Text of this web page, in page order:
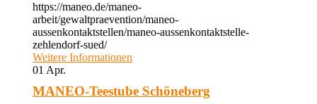
https://maneo.de/maneo-
arbeit/gewaltpraevention/maneo-
aussenkontaktstellen/maneo-aussenkontaktstelle-
zehlendorf-sued/
Weitere Informationen
01 Apr.
MANEO-Teestube Schöneberg